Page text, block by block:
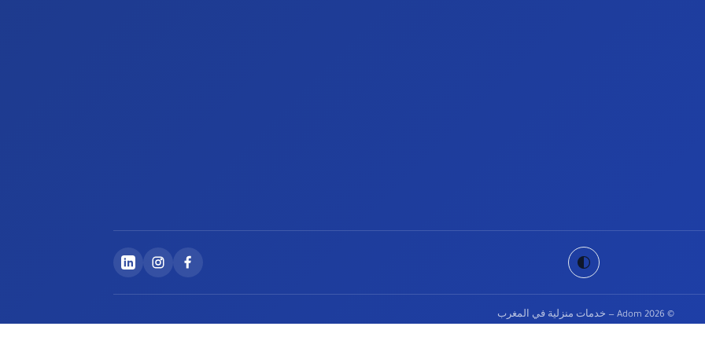
© 2026
Adom — خدمات منزلية في المغرب